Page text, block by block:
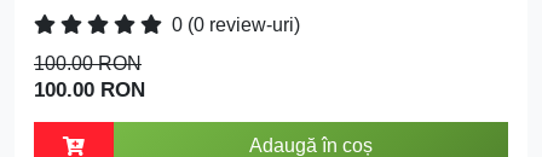
0 (0 review-uri)
100.00 RON
100.00 RON
Adaugă în coș